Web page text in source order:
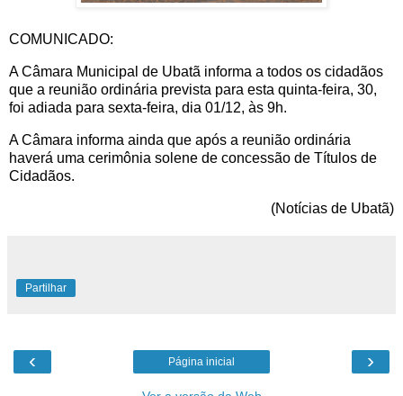
COMUNICADO:
A Câmara Municipal de Ubatã informa a todos os cidadãos
que a reunião ordinária prevista para esta quinta-feira, 30,
foi adiada para sexta-feira, dia 01/12, às 9h.
A Câmara informa ainda que após a reunião ordinária
haverá uma cerimônia solene de concessão de Títulos de
Cidadãos.
(Notícias de Ubatã)
Partilhar
‹ ›
Página inicial